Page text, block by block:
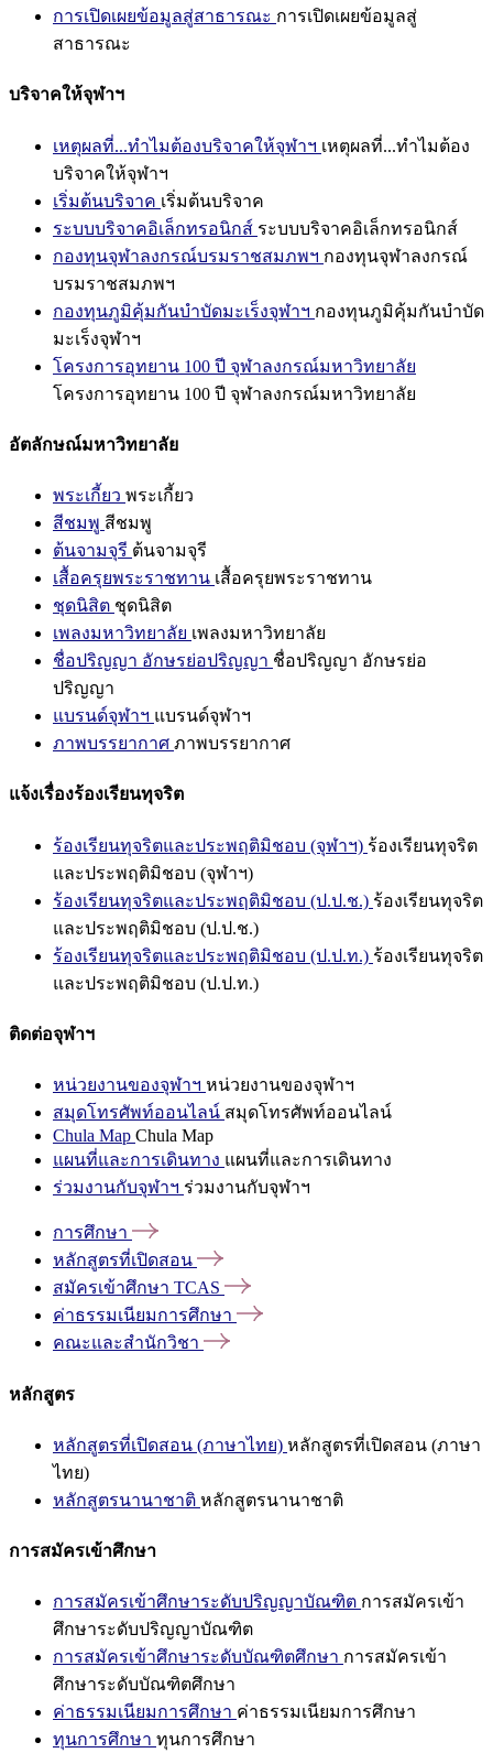
การเปิดเผยข้อมูลสู่สาธารณะ การเปิดเผยข้อมูลสู่
สาธารณะ
บริจาคให้จุฬาฯ
เหตุผลที่...ทำไมต้องบริจาคให้จุฬาฯ เหตุผลที่...ทำไมต้อง
บริจาคให้จุฬาฯ
เริ่มต้นบริจาค เริ่มต้นบริจาค
ระบบบริจาคอิเล็กทรอนิกส์ ระบบบริจาคอิเล็กทรอนิกส์
กองทุนจุฬาลงกรณ์บรมราชสมภพฯ กองทุนจุฬาลงกรณ์
บรมราชสมภพฯ
กองทุนภูมิคุ้มกันบำบัดมะเร็งจุฬาฯ กองทุนภูมิคุ้มกันบำบัด
มะเร็งจุฬาฯ
โครงการอุทยาน 100 ปี จุฬาลงกรณ์มหาวิทยาลัย
โครงการอุทยาน 100 ปี จุฬาลงกรณ์มหาวิทยาลัย
อัตลักษณ์มหาวิทยาลัย
พระเกี้ยว พระเกี้ยว
สีชมพู สีชมพู
ต้นจามจุรี ต้นจามจุรี
เสื้อครุยพระราชทาน เสื้อครุยพระราชทาน
ชุดนิสิต ชุดนิสิต
เพลงมหาวิทยาลัย เพลงมหาวิทยาลัย
ชื่อปริญญา อักษรย่อปริญญา ชื่อปริญญา อักษรย่อ
ปริญญา
แบรนด์จุฬาฯ แบรนด์จุฬาฯ
ภาพบรรยากาศ ภาพบรรยากาศ
แจ้งเรื่องร้องเรียนทุจริต
ร้องเรียนทุจริตและประพฤติมิชอบ (จุฬาฯ) ร้องเรียนทุจริต
และประพฤติมิชอบ (จุฬาฯ)
ร้องเรียนทุจริตและประพฤติมิชอบ (ป.ป.ช.) ร้องเรียนทุจริต
และประพฤติมิชอบ (ป.ป.ช.)
ร้องเรียนทุจริตและประพฤติมิชอบ (ป.ป.ท.) ร้องเรียนทุจริต
และประพฤติมิชอบ (ป.ป.ท.)
ติดต่อจุฬาฯ
หน่วยงานของจุฬาฯ หน่วยงานของจุฬาฯ
สมุดโทรศัพท์ออนไลน์ สมุดโทรศัพท์ออนไลน์
Chula Map Chula Map
แผนที่และการเดินทาง แผนที่และการเดินทาง
ร่วมงานกับจุฬาฯ ร่วมงานกับจุฬาฯ
การศึกษา
หลักสูตรที่เปิดสอน
สมัครเข้าศึกษา TCAS
ค่าธรรมเนียมการศึกษา
คณะและสำนักวิชา
หลักสูตร
หลักสูตรที่เปิดสอน (ภาษาไทย) หลักสูตรที่เปิดสอน (ภาษา
ไทย)
หลักสูตรนานาชาติ หลักสูตรนานาชาติ
การสมัครเข้าศึกษา
การสมัครเข้าศึกษาระดับปริญญาบัณฑิต การสมัครเข้า
ศึกษาระดับปริญญาบัณฑิต
การสมัครเข้าศึกษาระดับบัณฑิตศึกษา การสมัครเข้า
ศึกษาระดับบัณฑิตศึกษา
ค่าธรรมเนียมการศึกษา ค่าธรรมเนียมการศึกษา
ทุนการศึกษา ทุนการศึกษา